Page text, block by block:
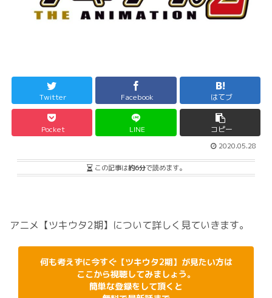
Twitter Facebook はてブ
Pocket LINE コピー
2020.05.28
この記事は約6分で読めます。
アニメ【ツキウタ2期】について詳しく見ていきます。
何も考えずに今すぐ【ツキウタ2期】が見たい方は
ここから視聴してみましょう。
簡単な登録をして頂くと